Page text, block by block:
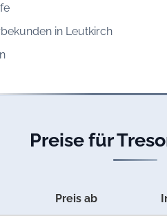
in Leutkirch
Preise für
Preis ab